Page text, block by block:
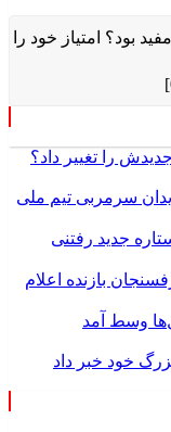
بود؟ امتیاز خود را
]
را تغییر داد؟
سرمربی تیم ملی
بزرگ استقلال در نقل و انتقالات / ۲ ستاره جدید رفتنی
بازنده اعلام
وسط آمد
خود خبر داد